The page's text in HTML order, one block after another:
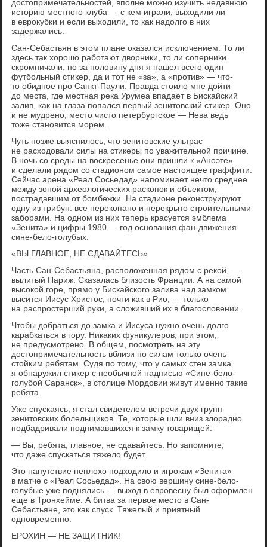
достопримечательностей, вполне можно изучить недавнюю
историю местного клуба — с кем играли, выходили ли
в еврокубки и если выходили, то как надолго в них
задержались.
Сан-Себастьян в этом плане оказался исключением. То ли
здесь так хорошо работают дворники, то ли соперники
скромничали, но за половину дня я нашел всего один
футбольный стикер, да и тот не «за», а «против» — что-
то обидное про Санкт-Паули. Правда стоило мне дойти
до места, где местная река Урумеа впадает в Бискайский
залив, как на глаза попался первый зенитовский стикер. Оно
и не мудрено, место чисто петербургское — Нева ведь
тоже становится морем.
Чуть позже выяснилось, что зенитовские ультрас
не расходовали силы на стикеры по уважительной причине.
В ночь со среды на воскресенье они пришли к «Аноэте»
и сделали рядом со стадионом самое настоящее граффити.
Сейчас арена «Реал Сосьедад» напоминает нечто среднее
между зоной археологических раскопок и объектом,
пострадавшим от бомбежки. На стадионе реконструируют
одну из трибун: все перекопано и перекрыто строительными
заборами. На одном из них теперь красуется эмблема
«Зенита» и цифры 1980 — год основания фан-движения
сине-бело-голубых.
«ВЫ ГЛАВНОЕ, НЕ СДАВАЙТЕСЬ»
Часть Сан-Себастьяна, расположенная рядом с рекой, —
вылитый Париж. Сказалась близость Франции. А на самой
высокой горе, прямо у Бискайского залива над замком
высится Иисус Христос, почти как в Рио, — только
на распростерший руки, а сложивший их в благословении.
Чтобы добраться до замка и Иисуса нужно очень долго
карабкаться в гору. Никаких фуникулеров, при этом,
не предусмотрено. В общем, посмотреть на эту
достопримечательность вблизи по силам только очень
стойким ребятам. Судя по тому, что у самых стен замка
я обнаружил стикер с необычной надписью «Сине-бело-
голубой Саранск», в столице Мордовии живут именно такие
ребята.
Уже спускаясь, я стал свидетелем встречи двух групп
зенитовских болельщиков. Те, которые шли вниз злорадно
подбадривали поднимавшихся к замку товарищей:
— Вы, ребята, главное, не сдавайтесь. Но запомните,
что даже спускаться тяжело будет.
Это напутствие неплохо подходило и игрокам «Зенита»
в матче с «Реал Сосьедад». На свою вершину сине-бело-
голубые уже поднялись — выход в евровесну был оформлен
еще в Тронхейме. А битва за первое место в Сан-
Себастьяне, это как спуск. Тяжелый и приятный
одновременно.
ЕРОХИН — НЕ ЗАЩИТНИК!